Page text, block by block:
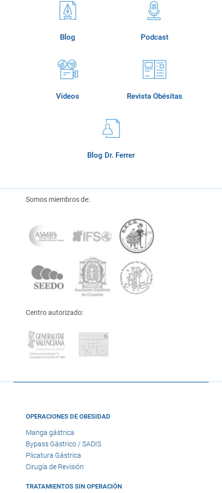
Blog Podcast
Videos Revista Obésitas
Blog Dr. Ferrer
Somos miembros de:
Centro autorizado:
OPERACIONES DE OBESIDAD
Manga gástrica
Bypass Gástrico / SADIS
Plicatura Gástrica
Cirugía de Revisión
TRATAMIENTOS SIN OPERACIÓN